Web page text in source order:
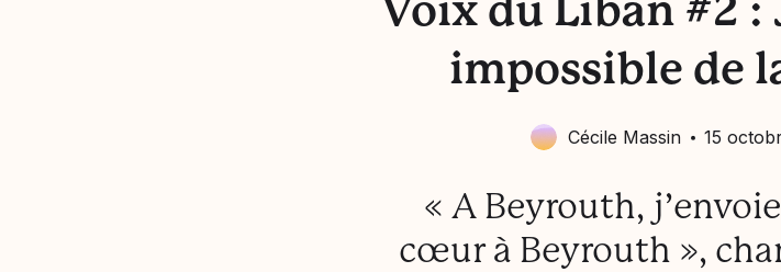
Voix du Liban #2
impossible de
Cécile Massin 15
« A Beyrouth,
cœur à Beyrouth »,